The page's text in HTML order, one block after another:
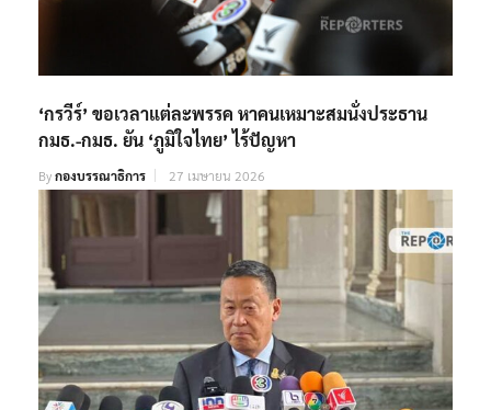
‘กรวีร์’ ขอเวลาแต่ละพรรค หาคนเหมาะสมนั่งประธาน
กมธ.-กมธ. ยัน ‘ภูมิใจไทย’ ไร้ปัญหา
Byกองบรรณาธิการ 27 เมษายน 2026